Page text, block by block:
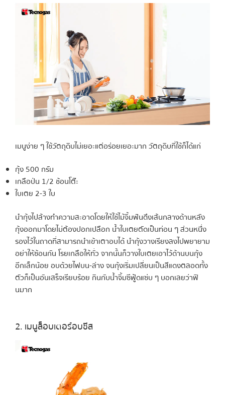
เมนูง่าย ๆ ใช้วัตถุดิบไม่เยอะแต่อร่อยเยอะมาก วัตถุดิบที่ใช้ก็ได้แก่
กุ้ง 500 กรัม
เกลือป่น 1/2 ช้อนโต๊ะ
ใบเตย 2-3 ใบ
นำกุ้งไปล้างทำความสะอาดโดยให้ใช้ไม้จิ้มฟันดึงเส้นกลางด้านหลัง
กุ้งออกมาโดยไม่ต้องปอกเปลือก น้ำใบเตยตัดเป็นท่อน ๆ ส่วนหนึ่ง
รองไว้ในถาดที่สามารถนำเข้าเตาอบได้ นำกุ้งวางเรียงลงไปพยายาม
อย่าให้ซ้อนกัน โรยเกลือให้ทั่ว จากนั้นก็วางใบเตยเอาไว้ด้านบนกุ้ง
อีกเล็กน้อย อบด้วยไฟบน-ล่าง จนกุ้งเริ่มเปลี่ยนเป็นสีแดงตลอดทั้ง
ตัวก็เป็นอันเสร็จเรียบร้อย กินกับน้ำจิ้มซีฟู้ดแซ่บ ๆ บอกเลยว่าฟิ
นมาก
2. เมนูล็อบเตอร์อบชีส